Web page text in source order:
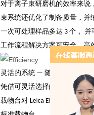
对于离子束研磨机的效率来说
束系统还优化了制备质量，并
一次可处理样品多达 3 个，
工作流程解决方案可安全、高
灵活的系统 — 随时满足您的需
凭借可灵活选择的载物台，
载物台对 Leica EM TIC 3X 进行